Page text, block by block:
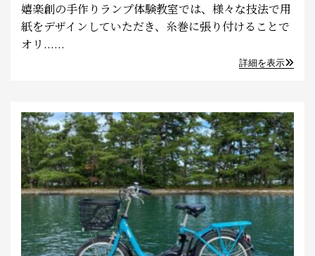
嬉楽創の手作りランプ体験教室では、様々な技法で用
紙をデザインしていただき、糸巻に張り付けることで
オリ......
詳細を表示